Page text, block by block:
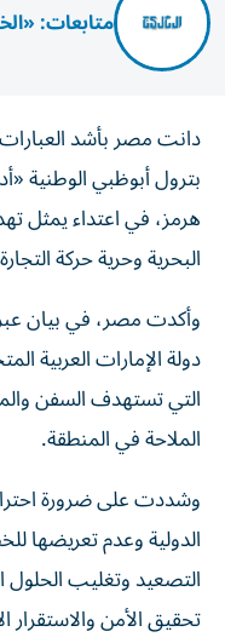
متابعات:
دانت مصر بأشد
بترول أبوظبي الوطنية
هرمز، في اعتداء يمثل
البحرية وحرية حركة
وأكدت مصر، في بيان عبر
دولة الإمارات العربية
التي تستهدف السفن
الملاحة في المنطقة.
وشددت على ضرورة
الدولية وعدم تعريضها
التصعيد وتغليب
تحقيق الأمن والاستقرار